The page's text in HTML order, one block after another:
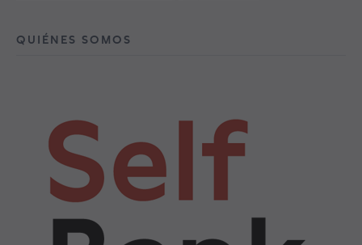
QUIÉNES SOMOS